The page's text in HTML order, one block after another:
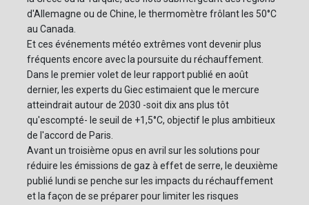
d'Allemagne ou de Chine, le thermomètre frôlant les 50°C
au Canada.
Et ces événements météo extrêmes vont devenir plus
fréquents encore avec la poursuite du réchauffement.
Dans le premier volet de leur rapport publié en août
dernier, les experts du Giec estimaient que le mercure
atteindrait autour de 2030 -soit dix ans plus tôt
qu'escompté- le seuil de +1,5°C, objectif le plus ambitieux
de l'accord de Paris.
Avant un troisième opus en avril sur les solutions pour
réduire les émissions de gaz à effet de serre, le deuxième
publié lundi se penche sur les impacts du réchauffement
et la façon de se préparer pour limiter les risques